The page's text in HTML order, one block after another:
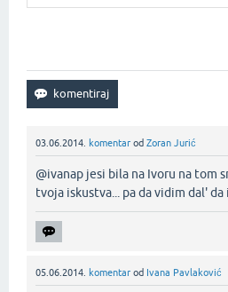
03.06.2014. komentar od Zoran Jurić
@ivanap jesi bila na Ivoru na tom
tvoja iskustva... pa da vidim dal' da
05.06.2014. komentar od Ivana Pavlaković